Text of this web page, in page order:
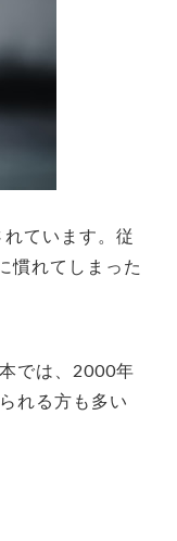
ています。従
慣れてしまった
では、2000年
れる方も多い